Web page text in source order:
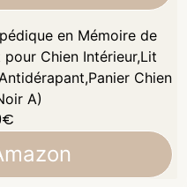
en Mémoire de
Chien Intérieur,Lit
Chien
A)
€